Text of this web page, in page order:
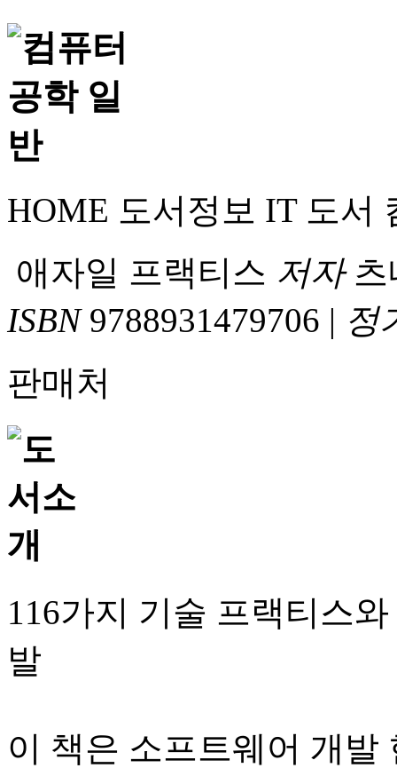
HOME 도서정보 IT 도서
애자일 프랙티스 저자츠
ISBN9788931479706 | 정
판매처
116가지 기술 프랙티스
발
이 책은 소프트웨어 개발